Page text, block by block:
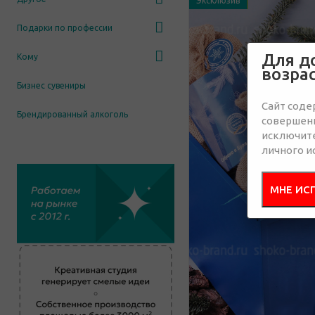
Подарки по профессии
Кому
Бизнес сувениры
Брендированный алкоголь
Для
Сайт
личного
МНЕ